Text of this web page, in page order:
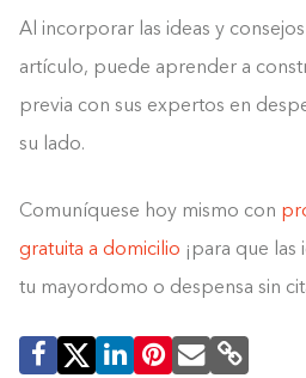
Al incorporar las ideas y
artículo, puede aprender a
previa con sus expertos en
su lado.
Comuníquese hoy mismo con
gratuita a domicilio ¡para que las
tu mayordomo o despensa sin